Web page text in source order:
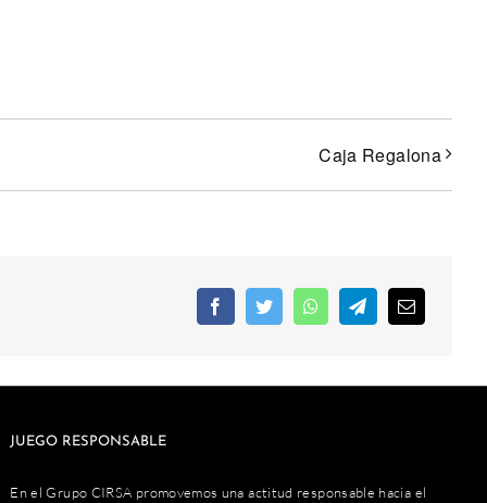
Caja Regalona
JUEGO RESPONSABLE
En el Grupo CIRSA promovemos una actitud responsable hacia el